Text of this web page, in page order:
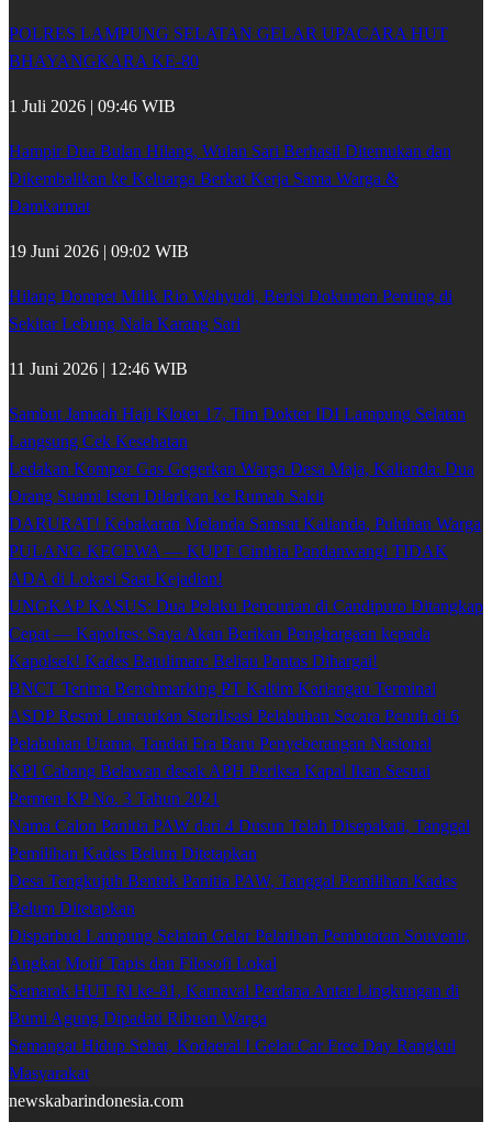
POLRES LAMPUNG SELATAN GELAR UPACARA HUT
BHAYANGKARA KE-80
1 Juli 2026 | 09:46 WIB
Hampir Dua Bulan Hilang, Wulan Sari Berhasil Ditemukan dan
Dikembalikan ke Keluarga Berkat Kerja Sama Warga &
Damkarmat
19 Juni 2026 | 09:02 WIB
Hilang Dompet Milik Rio Wahyudi, Berisi Dokumen Penting di
Sekitar Lebung Nala Karang Sari
11 Juni 2026 | 12:46 WIB
Sambut Jamaah Haji Kloter 17, Tim Dokter IDI Lampung Selatan
Langsung Cek Kesehatan
Ledakan Kompor Gas Gegerkan Warga Desa Maja, Kalianda: Dua
Orang Suami Isteri Dilarikan ke Rumah Sakit
DARURAT! Kebakaran Melanda Samsat Kalianda, Puluhan Warga
PULANG KECEWA — KUPT Cinthia Pandanwangi TIDAK
ADA di Lokasi Saat Kejadian!
UNGKAP KASUS: Dua Pelaku Pencurian di Candipuro Ditangkap
Cepat — Kapolres: Saya Akan Berikan Penghargaan kepada
Kapolsek! Kades Batuliman: Beliau Pantas Dihargai!
BNCT Terima Benchmarking PT Kaltim Kariangau Terminal
ASDP Resmi Luncurkan Sterilisasi Pelabuhan Secara Penuh di 6
Pelabuhan Utama, Tandai Era Baru Penyeberangan Nasional
KPI Cabang Belawan desak APH Periksa Kapal Ikan Sesuai
Permen KP No. 3 Tahun 2021
Nama Calon Panitia PAW dari 4 Dusun Telah Disepakati, Tanggal
Pemilihan Kades Belum Ditetapkan
Desa Tengkujuh Bentuk Panitia PAW, Tanggal Pemilihan Kades
Belum Ditetapkan
Disparbud Lampung Selatan Gelar Pelatihan Pembuatan Souvenir,
Angkat Motif Tapis dan Filosofi Lokal
Semarak HUT RI ke-81, Karnaval Perdana Antar Lingkungan di
Bumi Agung Dipadati Ribuan Warga
Semangat Hidup Sehat, Kodaeral I Gelar Car Free Day Rangkul
Masyarakat
newskabarindonesia.com